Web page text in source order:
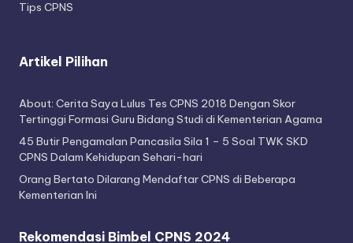
Tips CPNS
Artikel Pilihan
About: Cerita Saya Lulus Tes CPNS 2018 Dengan Skor
Tertinggi Formasi Guru Bidang Studi di Kementerian Agama
45 Butir Pengamalan Pancasila Sila 1 – 5 Soal TWK SKD
CPNS Dalam Kehidupan Sehari-hari
Orang Bertato Dilarang Mendaftar CPNS di Beberapa
Kementerian Ini
Rekomendasi Bimbel CPNS 2024